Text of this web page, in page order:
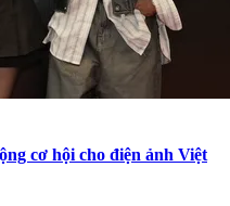
cơ hội cho điện ảnh Việt